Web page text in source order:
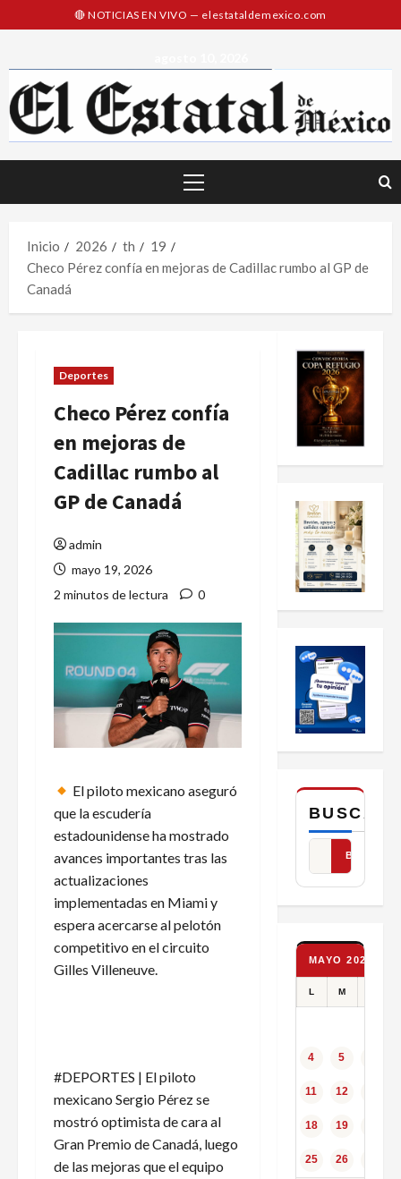
al
Menú
Inicio 2026 th
19
Checo Pérez confía en mejoras de Cadillac rumbo al GP de
Canadá
Deportes
Checo Pérez confía
en mejoras de
Cadillac rumbo al
GP de Canadá
admin
mayo 19, 2026
2 minutos de lectura
0
El piloto mexicano aseguró
que la escudería
estadounidense ha mostrado
avances importantes tras las
actualizaciones
implementadas en Miami y
espera acercarse al pelotón
competitivo en el circuito
Gilles Villeneuve.
#DEPORTES | El piloto
mexicano Sergio Pérez se
mostró optimista de cara al
Gran Premio de Canadá, luego
de las mejoras que el equipo
BUSCAR
BUSCAR
MAYO 2026
L M
4 5
11 12
18 19
25 26